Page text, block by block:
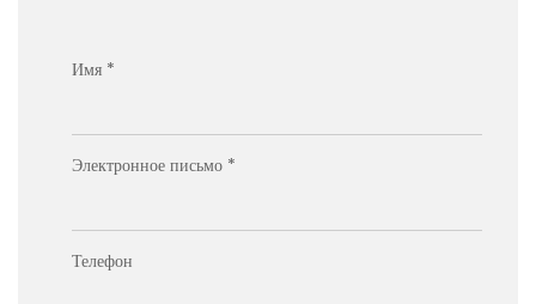
Имя *
Электронное письмо *
Телефон